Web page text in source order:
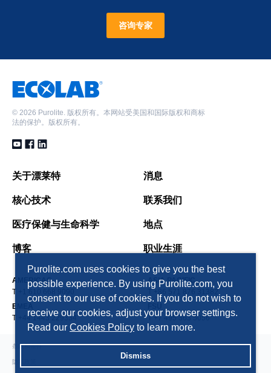
Purolite.com uses cookies to give you the best
possible experience. By using Purolite.com, you
consent to our use of cookies. If you do not wish to
receive our cookies, adjust your browser settings.
Read our Cookies Policy to learn more.
Dismiss
咨询专家
© 2026 Purolite. 版权所有。本网站受美国和国际版权和商标
法的保护。版权所有。
关于漂莱特
核心技术
医疗保健与生命科学
博客
消息
联系我们
地点
职业生涯
AMERICAS
T +1 610 668 9090
ASIA PACIFIC
EMEA
T +44 1443 229334
T +7 495 363 5056
条款和条件
隐私政策